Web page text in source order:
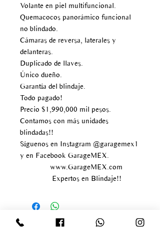
Volante en piel multifuncional.
Quemacocos panorámico funcional
no blindado.
Cámaras de reversa, laterales y
delanteras.
Duplicado de llaves.
Único dueño.
Garantía del blindaje.
Todo pagado!
Precio $1,990,000 mil pesos.
Contamos con más unidades
blindadas!!
Síguenos en Instagram @garagemex1
y en Facebook GarageMEX.
www.GarageMEX.com
Expertos en Blindaje!!